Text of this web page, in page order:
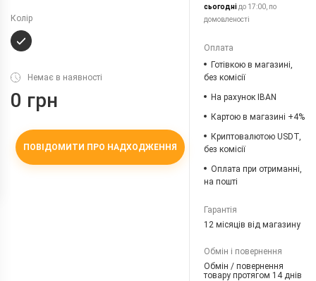
Колір
Немає в наявності
0 грн
ПОВІДОМИТИ ПРО НАДХОДЖЕННЯ
сьогоднідо 17:00, по
домовленості
Оплата
Готівкою в магазині,
без комісії
На рахунок IBAN
Картою в магазині +4%
Криптовалютою USDT,
без комісії
Оплата при отриманні,
на пошті
Гарантія
12 місяців від магазину
Обмін і повернення
Обмін / повернення
товару протягом 14 днів